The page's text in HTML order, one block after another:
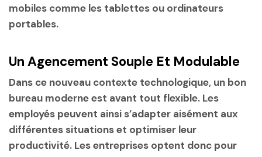
mobiles comme les tablettes ou ordinateurs
portables.
Un Agencement Souple Et Modulable
Dans ce nouveau contexte technologique, un bon
bureau moderne est avant tout flexible. Les
employés peuvent ainsi s’adapter aisément aux
différentes situations et optimiser leur
productivité. Les entreprises optent donc pour